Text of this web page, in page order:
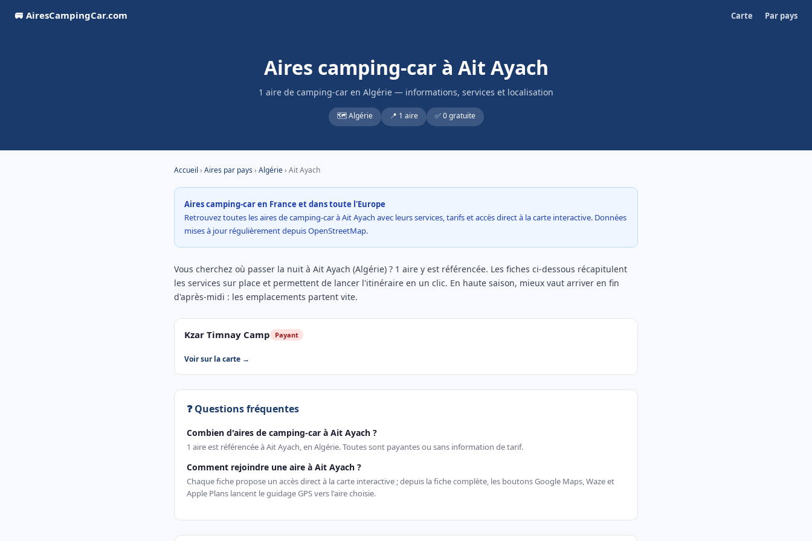
🚐 AiresCampingCar.com Carte Par pays
Aires camping-car à Ait Ayach
1 aire de camping-car en Algérie — informations, services et localisation
🗺️ Algérie 📍 1 aire ✅ 0 gratuite
Accueil › Aires par pays› Algérie› Ait Ayach
Aires camping-car en France et dans toute l'Europe
Retrouvez toutes les aires de camping-car à Ait Ayach avec leurs services, tarifs et accès direct à la carte interactive. Données
mises à jour régulièrement depuis OpenStreetMap.
Vous cherchez où passer la nuit à Ait Ayach (Algérie) ? 1 aire y est référencée. Les fiches ci-dessous récapitulent
les services sur place et permettent de lancer l'itinéraire en un clic. En haute saison, mieux vaut arriver en fin
d'après-midi : les emplacements partent vite.
Kzar Timnay Camp Payant
Voir sur la carte →
❓ Questions fréquentes
Combien d'aires de camping-car à Ait Ayach ?
1 aire est référencée à Ait Ayach, en Algérie. Toutes sont payantes ou sans information de tarif.
Comment rejoindre une aire à Ait Ayach ?
Chaque fiche propose un accès direct à la carte interactive ; depuis la fiche complète, les boutons Google Maps, Waze et
Apple Plans lancent le guidage GPS vers l'aire choisie.